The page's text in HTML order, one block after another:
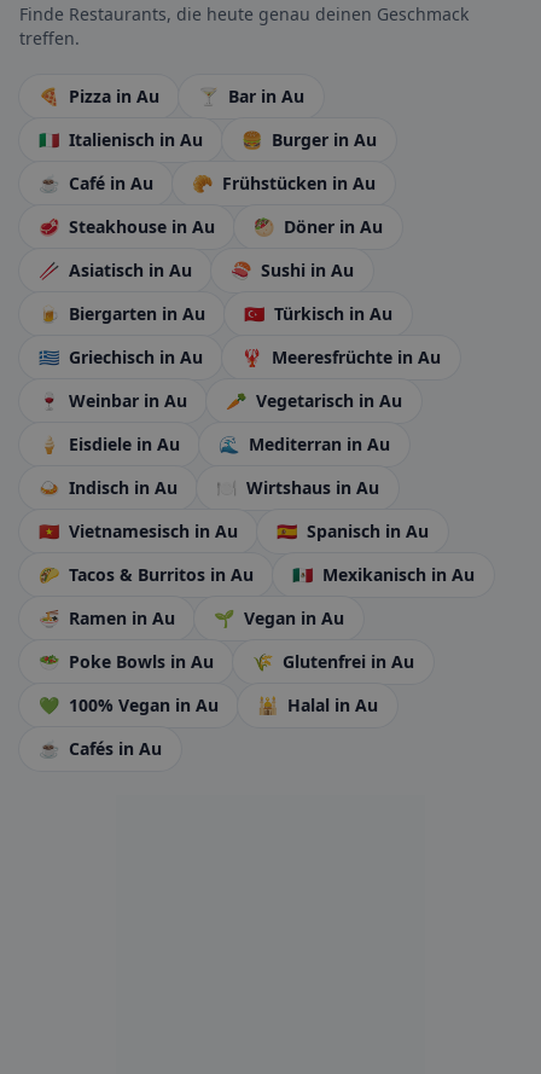
Finde Restaurants, die heute genau deinen Geschmack
treffen.
🍕 Pizza in Au 🍸 Bar in Au
🇮🇹 Italienisch in Au 🍔 Burger in Au
☕ Café in Au 🥐 Frühstücken in Au
🥩 Steakhouse in Au 🥙 Döner in Au
🥢 Asiatisch in Au 🍣 Sushi in Au
🍺 Biergarten in Au 🇹🇷 Türkisch in Au
🇬🇷 Griechisch in Au 🦞 Meeresfrüchte in Au
🍷
Weinbar in Au 🥕 Vegetarisch in Au
🍦
Eisdiele in Au 🌊 Mediterran in Au
🍛 Indisch in Au 🍽️ Wirtshaus in Au
🇻🇳 Vietnamesisch in Au 🇪🇸 Spanisch in Au
🌮 Tacos & Burritos in Au 🇲🇽 Mexikanisch in Au
🍜 Ramen in Au 🌱 Vegan in Au
🥗 Poke Bowls in Au 🌾 Glutenfrei in Au
💚 100% Vegan in Au 🕌 Halal in Au
☕ Cafés in Au